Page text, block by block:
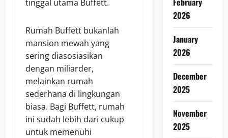
tinggal utama Buffett.
Rumah Buffett bukanlah
mansion mewah yang
sering diasosiasikan
dengan miliarder,
melainkan rumah
sederhana di lingkungan
biasa. Bagi Buffett, rumah
ini sudah lebih dari cukup
untuk memenuhi
2026
January
2026
December
2025
November
2025